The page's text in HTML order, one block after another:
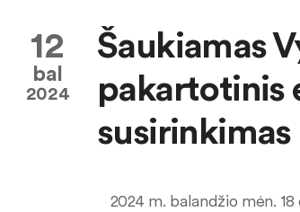
12
bal
2024
Šaukiamas
pakartotinis
susirinkimas
2024 m. balandžio mėn.